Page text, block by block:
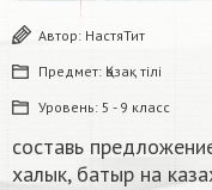
Автор: НастяТит
Предмет: Қазақ тiлi
Уровень: 5 - 9 класс
составь
халык, батыр на